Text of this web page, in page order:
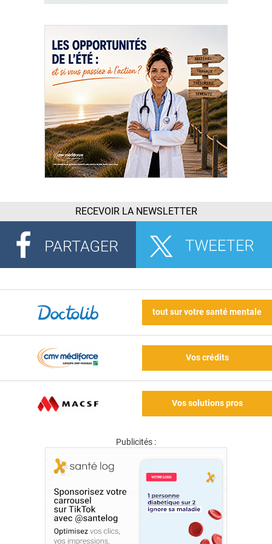
RECEVOIR LA NEWSLETTER
tout sur votre santé mentale
Vos crédits
Vos solutions pros
Publicités :